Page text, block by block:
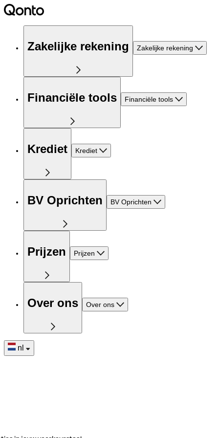
Zakelijke rekening Zakelijke rekening
Financiële tools Financiële tools
Krediet Krediet
BV Oprichten BV Oprichten
Prijzen Prijzen
Over ons Over ons
nl